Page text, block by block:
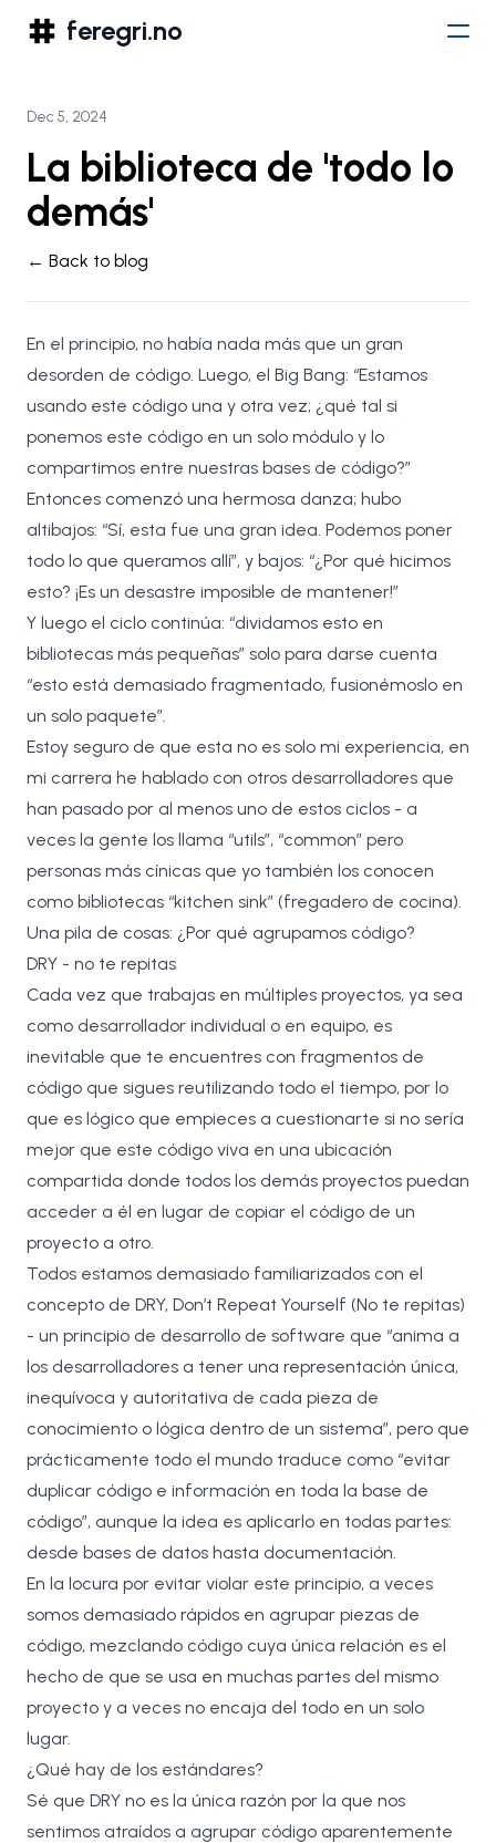
feregri.no
Dec 5, 2024
La biblioteca de 'todo lo
demás'
← Back to blog
En el principio, no había nada más que un gran
desorden de código. Luego, el Big Bang: “Estamos
usando este código una y otra vez; ¿qué tal si
ponemos este código en un solo módulo y lo
compartimos entre nuestras bases de código?”
Entonces comenzó una hermosa danza; hubo
altibajos: “Sí, esta fue una gran idea. Podemos poner
todo lo que queramos allí”, y bajos: “¿Por qué hicimos
esto? ¡Es un desastre imposible de mantener!”
Y luego el ciclo continúa: “dividamos esto en
bibliotecas más pequeñas” solo para darse cuenta
“esto está demasiado fragmentado, fusionémoslo en
un solo paquete”.
Estoy seguro de que esta no es solo mi experiencia, en
mi carrera he hablado con otros desarrolladores que
han pasado por al menos uno de estos ciclos - a
veces la gente los llama “utils”, “common” pero
personas más cínicas que yo también los conocen
como bibliotecas “kitchen sink” (fregadero de cocina).
Una pila de cosas: ¿Por qué agrupamos código?
DRY - no te repitas
Cada vez que trabajas en múltiples proyectos, ya sea
como desarrollador individual o en equipo, es
inevitable que te encuentres con fragmentos de
código que sigues reutilizando todo el tiempo, por lo
que es lógico que empieces a cuestionarte si no sería
mejor que este código viva en una ubicación
compartida donde todos los demás proyectos puedan
acceder a él en lugar de copiar el código de un
proyecto a otro.
Todos estamos demasiado familiarizados con el
concepto de DRY, Don’t Repeat Yourself (No te repitas)
- un principio de desarrollo de software que “anima a
los desarrolladores a tener una representación única,
inequívoca y autoritativa de cada pieza de
conocimiento o lógica dentro de un sistema”, pero que
prácticamente todo el mundo traduce como “evitar
duplicar código e información en toda la base de
código”, aunque la idea es aplicarlo en todas partes:
desde bases de datos hasta documentación.
En la locura por evitar violar este principio, a veces
somos demasiado rápidos en agrupar piezas de
código, mezclando código cuya única relación es el
hecho de que se usa en muchas partes del mismo
proyecto y a veces no encaja del todo en un solo
lugar.
¿Qué hay de los estándares?
Sé que DRY no es la única razón por la que nos
sentimos atraídos a agrupar código aparentemente